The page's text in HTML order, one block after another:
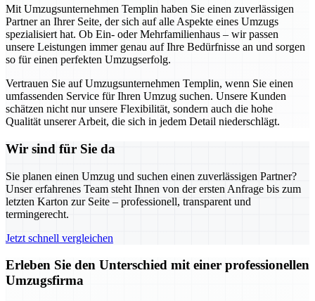
Mit Umzugsunternehmen Templin haben Sie einen zuverlässigen
Partner an Ihrer Seite, der sich auf alle Aspekte eines Umzugs
spezialisiert hat. Ob Ein- oder Mehrfamilienhaus – wir passen
unsere Leistungen immer genau auf Ihre Bedürfnisse an und sorgen
so für einen perfekten Umzugserfolg.
Vertrauen Sie auf Umzugsunternehmen Templin, wenn Sie einen
umfassenden Service für Ihren Umzug suchen. Unsere Kunden
schätzen nicht nur unsere Flexibilität, sondern auch die hohe
Qualität unserer Arbeit, die sich in jedem Detail niederschlägt.
Wir sind für Sie da
Sie planen einen Umzug und suchen einen zuverlässigen Partner?
Unser erfahrenes Team steht Ihnen von der ersten Anfrage bis zum
letzten Karton zur Seite – professionell, transparent und
termingerecht.
Jetzt schnell vergleichen
Erleben Sie den Unterschied mit einer professionellen
Umzugsfirma